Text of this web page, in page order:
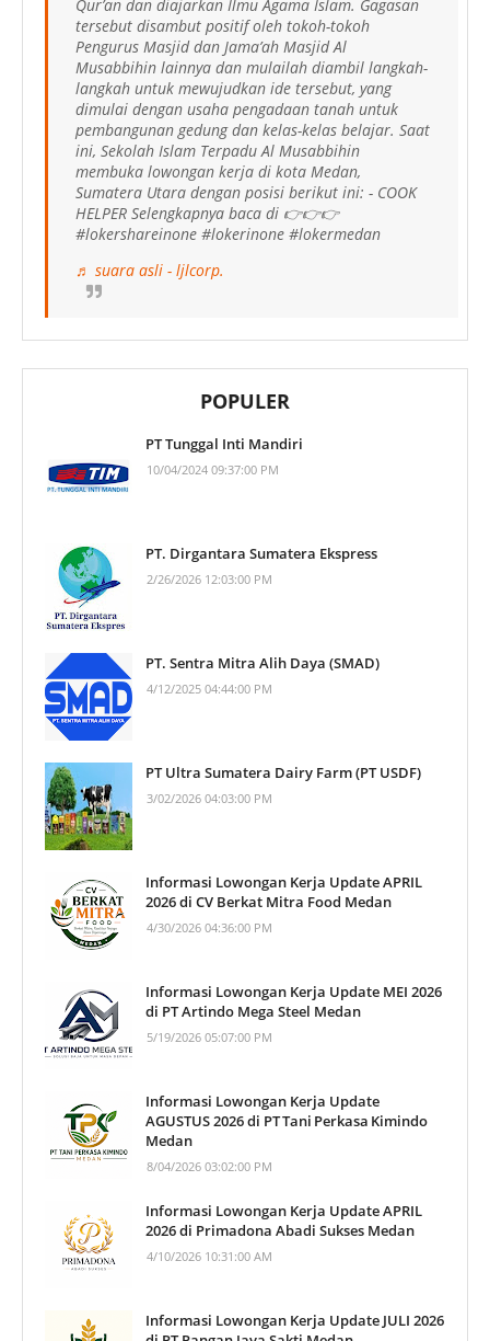
Qur’an dan diajarkan Ilmu Agama Islam. Gagasan
tersebut disambut positif oleh tokoh-tokoh
Pengurus Masjid dan Jama’ah Masjid Al
Musabbihin lainnya dan mulailah diambil langkah-
langkah untuk mewujudkan ide tersebut, yang
dimulai dengan usaha pengadaan tanah untuk
pembangunan gedung dan kelas-kelas belajar. Saat
ini, Sekolah Islam Terpadu Al Musabbihin
membuka lowongan kerja di kota Medan,
Sumatera Utara dengan posisi berikut ini: - COOK
HELPER Selengkapnya baca di 👉👉👉
#lokershareinone #lokerinone #lokermedan
♬ suara asli - ljlcorp.
POPULER
PT Tunggal Inti Mandiri
10/04/2024 09:37:00 PM
PT. Dirgantara Sumatera Ekspress
2/26/2026 12:03:00 PM
PT. Sentra Mitra Alih Daya (SMAD)
4/12/2025 04:44:00 PM
PT Ultra Sumatera Dairy Farm (PT USDF)
3/02/2026 04:03:00 PM
Informasi Lowongan Kerja Update APRIL
2026 di CV Berkat Mitra Food Medan
4/30/2026 04:36:00 PM
Informasi Lowongan Kerja Update MEI 2026
di PT Artindo Mega Steel Medan
5/19/2026 05:07:00 PM
Informasi Lowongan Kerja Update
AGUSTUS 2026 di PT Tani Perkasa Kimindo
Medan
8/04/2026 03:02:00 PM
Informasi Lowongan Kerja Update APRIL
2026 di Primadona Abadi Sukses Medan
4/10/2026 10:31:00 AM
Informasi Lowongan Kerja Update JULI 2026